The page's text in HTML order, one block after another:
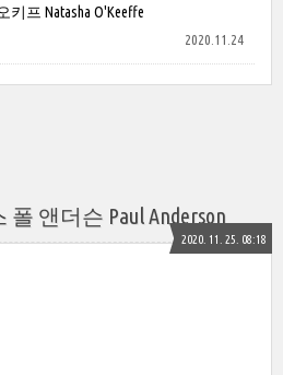
프 Natasha O'Keeffe
2020.11.24
앤더슨 Paul Anderson
2020. 11. 25. 08:18